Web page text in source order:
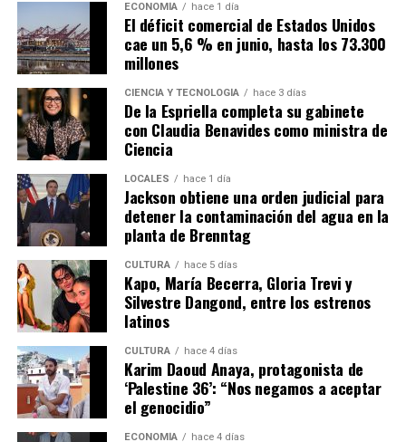
ECONOMÍA hace 1 día
El déficit comercial de Estados Unidos
cae un 5,6 % en junio, hasta los 73.300
millones
CIENCIA Y TECNOLOGÍA hace 3 días
De la Espriella completa su gabinete
con Claudia Benavides como ministra de
Ciencia
LOCALES hace 1 día
Jackson obtiene una orden judicial para
detener la contaminación del agua en la
planta de Brenntag
CULTURA hace 5 días
Kapo, María Becerra, Gloria Trevi y
Silvestre Dangond, entre los estrenos
latinos
CULTURA hace 4 días
Karim Daoud Anaya, protagonista de
‘Palestine 36’: “Nos negamos a aceptar
el genocidio”
ECONOMÍA hace 4 días